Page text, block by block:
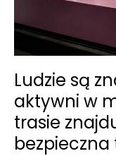
Ludzie są
aktywni w
trasie